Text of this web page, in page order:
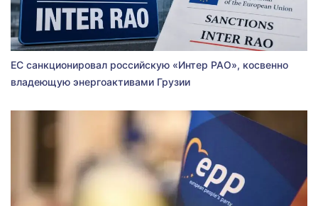
ЕС санкционировал российскую «Интер РАО», косвенно
владеющую энергоактивами Грузии